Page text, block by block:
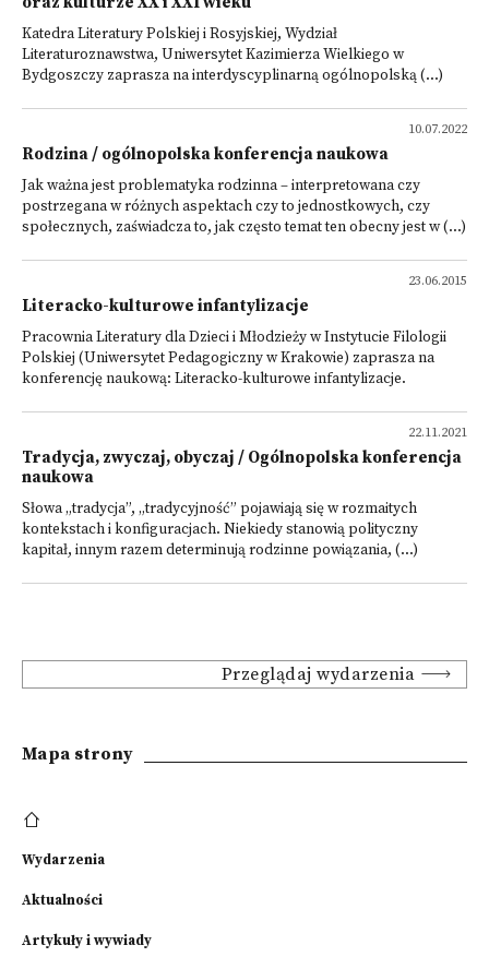
Katedra Literatury Polskiej i Rosyjskiej, Wydział
Literaturoznawstwa, Uniwersytet Kazimierza Wielkiego w
Bydgoszczy zaprasza na interdyscyplinarną ogólnopolską (...)
10.07.2022
Rodzina / ogólnopolska konferencja naukowa
Jak ważna jest problematyka rodzinna – interpretowana czy
postrzegana w różnych aspektach czy to jednostkowych, czy
społecznych, zaświadcza to, jak często temat ten obecny jest w (...)
23.06.2015
Literacko-kulturowe infantylizacje
Pracownia Literatury dla Dzieci i Młodzieży w Instytucie Filologii
Polskiej (Uniwersytet Pedagogiczny w Krakowie) zaprasza na
konferencję naukową: Literacko-kulturowe infantylizacje.
22.11.2021
Tradycja, zwyczaj, obyczaj / Ogólnopolska konferencja
naukowa
Słowa „tradycja”, „tradycyjność” pojawiają się w rozmaitych
kontekstach i konfiguracjach. Niekiedy stanowią polityczny
kapitał, innym razem determinują rodzinne powiązania, (...)
Przeglądaj wydarzenia
Mapa strony
Wydarzenia
Aktualności
Artykuły i wywiady